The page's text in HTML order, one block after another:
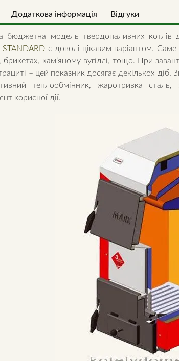
Додаткова інформація Відгуки
бюджетна модель твердопаливних
є доволі цікавим варіантом.
брикетах, кам’яному вугіллі, тощо. При
– цей показник досягає декількох
теплообмінник, жаротривка сталь,
корисної дії.